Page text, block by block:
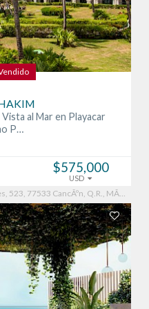
al Mar en Playacar
P…
$575,000
USD
Playacar Av Las Torres 523, Los Faroles, 523, 77533 CancÃºn, Q.R., MÃ©xico